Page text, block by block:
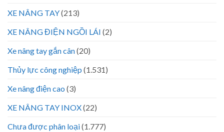
XE NÂNG TAY(213)
XE NÂNG ĐIỆN NGỒI LÁI (2)
Xe nâng tay gắn cân(20)
Thủy lực công nghiệp (1.531)
Xe nâng điện cao (3)
XE NÂNG TAY INOX(22)
Chưa được phân loại(1.777)